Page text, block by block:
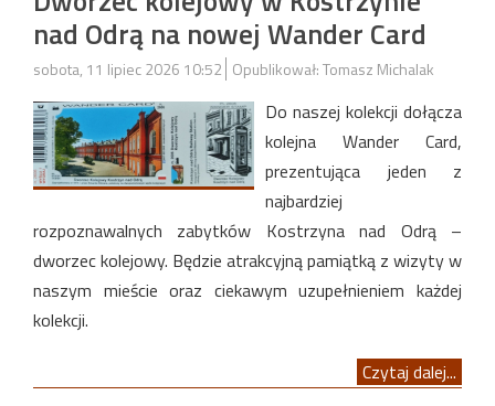
nad Odrą na nowej Wander Card
sobota, 11 lipiec 2026 10:52 Opublikował: Tomasz Michalak
Do naszej kolekcji dołącza
kolejna Wander Card,
prezentująca jeden z
najbardziej
rozpoznawalnych zabytków Kostrzyna nad Odrą –
dworzec kolejowy. Będzie atrakcyjną pamiątką z wizyty w
naszym mieście oraz ciekawym uzupełnieniem każdej
kolekcji.
Czytaj dalej...